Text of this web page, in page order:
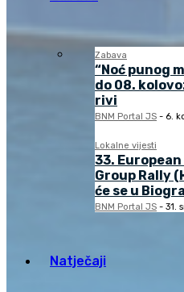
Zabava
“Noć punog
do 08.
rivi
BNM Portal JS - 6.
Lokalne vijesti
33.
Group Rally
će se u
BNM Portal JS - 31.
Natječaji